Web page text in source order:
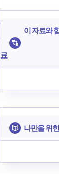
이 자료와
료
나만을 위